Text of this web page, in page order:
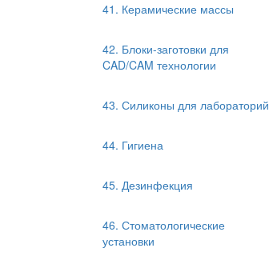
41. Керамические массы
42. Блоки-заготовки для
CAD/CAM технологии
43. Силиконы для лабораторий
44. Гигиена
45. Дезинфекция
46. Стоматологические
установки